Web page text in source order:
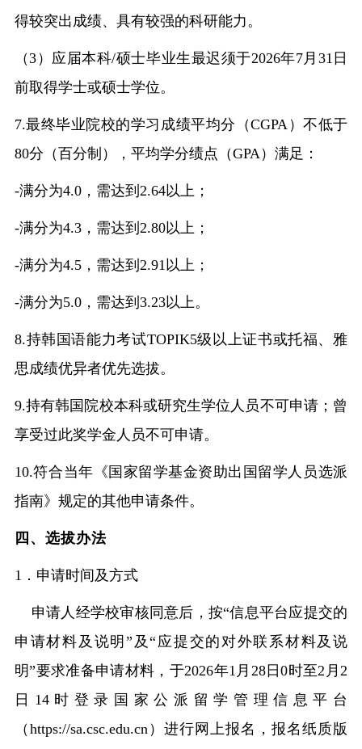
得较突出成绩、具有较强的科研能力。
（3）应届本科/硕士毕业生最迟须于2026年7月31日
前取得学士或硕士学位。
7.最终毕业院校的学习成绩平均分（CGPA）不低于
80分（百分制），平均学分绩点（GPA）满足：
-满分为4.0，需达到2.64以上；
-满分为4.3，需达到2.80以上；
-满分为4.5，需达到2.91以上；
-满分为5.0，需达到3.23以上。
8.持韩国语能力考试TOPIK5级以上证书或托福、雅
思成绩优异者优先选拔。
9.持有韩国院校本科或研究生学位人员不可申请；曾
享受过此奖学金人员不可申请。
10.符合当年《国家留学基金资助出国留学人员选派
指南》规定的其他申请条件。
四、选拔办法
1．申请时间及方式
申请人经学校审核同意后，按“信息平台应提交的
申请材料及说明”及“应提交的对外联系材料及说
明”要求准备申请材料，于2026年1月28日0时至2月2
日14时登录国家公派留学管理信息平台
（https://sa.csc.edu.cn）进行网上报名，报名纸质版